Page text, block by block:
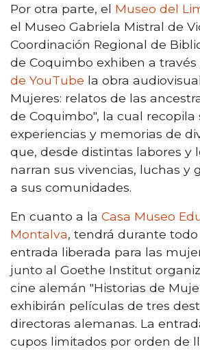
Por otra parte, el Museo del
el Museo Gabriela Mistral de
Coordinación Regional de
de Coquimbo exhiben a través
de YouTube la obra
Mujeres: relatos de las
de Coquimbo", la cual recopila
experiencias y memorias de
que, desde distintas labores y
narran sus vivencias, luchas y
a sus comunidades.
En cuanto a la Casa Museo
Montalva, tendrá durante
entrada liberada para las
junto al Goethe Institut
cine alemán "Historias de
exhibirán películas de tres
directoras alemanas. La
cupos limitados por orden de